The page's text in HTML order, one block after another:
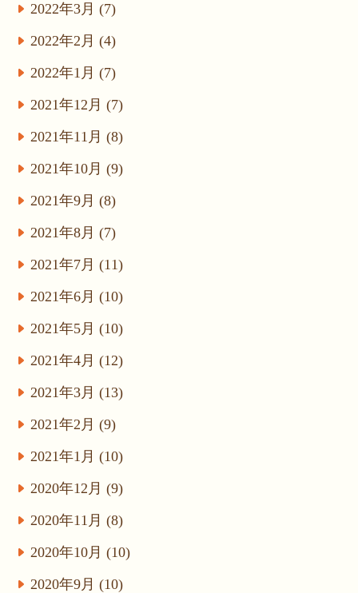
2022年3月 (7)
2022年2月 (4)
2022年1月 (7)
2021年12月 (7)
2021年11月 (8)
2021年10月 (9)
2021年9月 (8)
2021年8月 (7)
2021年7月 (11)
2021年6月 (10)
2021年5月 (10)
2021年4月 (12)
2021年3月 (13)
2021年2月 (9)
2021年1月 (10)
2020年12月 (9)
2020年11月 (8)
2020年10月 (10)
2020年9月 (10)